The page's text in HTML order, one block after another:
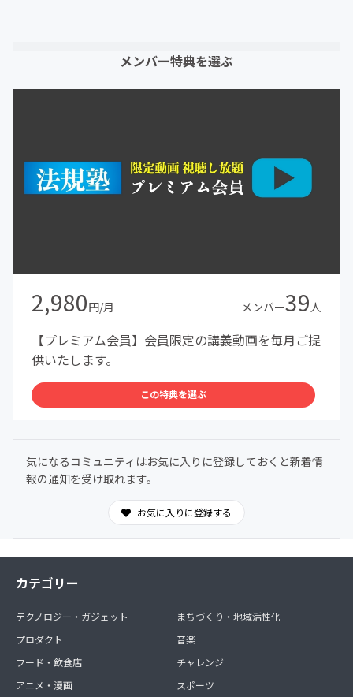
メンバー特典を選ぶ
2,980円/月 メンバー39人
【プレミアム会員】会員限定の講義動画を毎月ご提
供いたします。
この特典を選ぶ
気になるコミュニティはお気に入りに登録しておくと新着情
報の通知を受け取れます。
お気に入りに登録する
カテゴリー
テクノロジー・ガジェット
プロダクト
フード・飲食店
アニメ・漫画
まちづくり・地域活性化
音楽
チャレンジ
スポーツ